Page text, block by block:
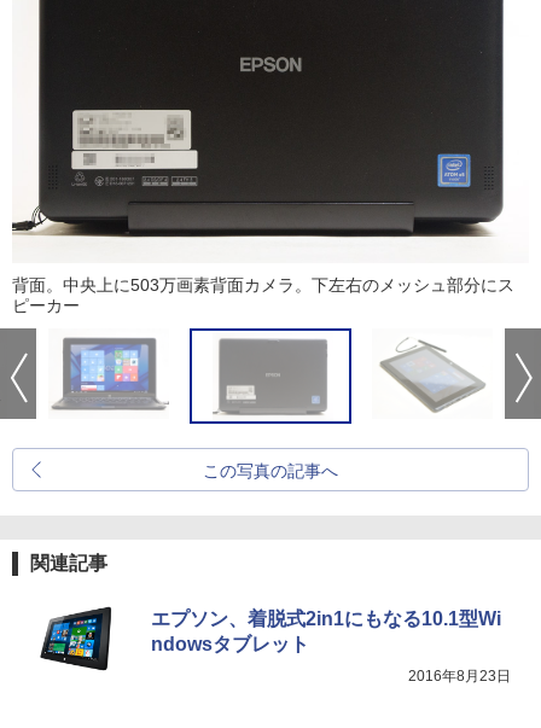
背面。中央上に503万画素背面カメラ。下左右のメッシュ部分にス
ピーカー
この写真の記事へ
関連記事
エプソン、着脱式2in1にもなる10.1型Wi
ndowsタブレット
2016年8月23日